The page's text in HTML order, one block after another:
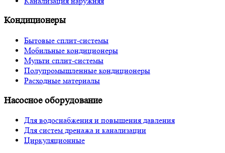
Кондиционеры
Бытовые сплит-системы
Мобильные кондиционеры
Мульти сплит-системы
Полупромышленные кондиционеры
Расходные материалы
Насосное оборудование
Для водоснабжения и повышения давления
Для систем дренажа и канализации
Циркуляционные